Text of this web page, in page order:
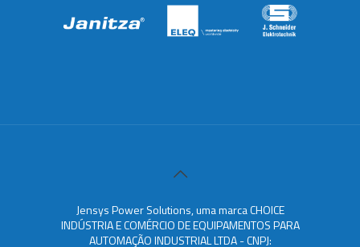
Jensys Power Solutions, uma marca CHOICE
INDÚSTRIA E COMÉRCIO DE EQUIPAMENTOS PARA
AUTOMAÇÃO INDUSTRIAL LTDA - CNPJ: